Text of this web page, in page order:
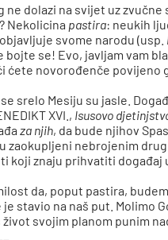
ne dolazi na svijet uz
Nekolicina pastira: neukih
svome narodu (usp.
bojte se! Evo, javljam vam
ćete novorođenče povijeno
srelo Mesiju su jasle.
XVI., Isusovo
za njih, da bude njihov
zaokupljeni nebrojenim
koji znaju prihvatiti događaj
da, poput pastira,
stavio na naš put. Molimo
svojim planom punim